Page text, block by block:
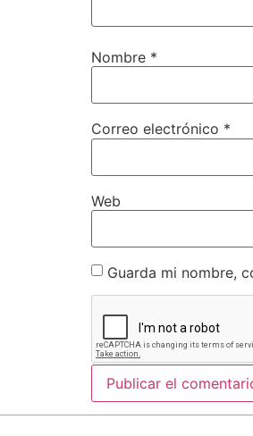
Nombre *
Correo electrónico *
Web
Guarda mi nombre,